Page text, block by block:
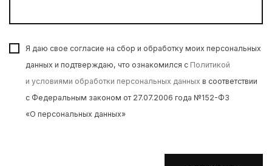
Я даю свое согласие на сбор и обработку моих персональных
данных и подтверждаю, что ознакомился с Политикой
и условиями обработки персональных данных в соответствии
с Федеральным законом от 27.07.2006 года №152-ФЗ
«О персональных данных»